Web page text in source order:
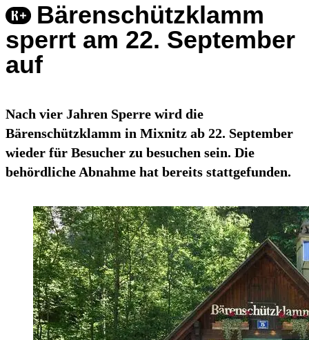
Bärenschützklamm
sperrt am 22. September
auf
Nach vier Jahren Sperre wird die
Bärenschützklamm in Mixnitz ab 22. September
wieder für Besucher zu besuchen sein. Die
behördliche Abnahme hat bereits stattgefunden.